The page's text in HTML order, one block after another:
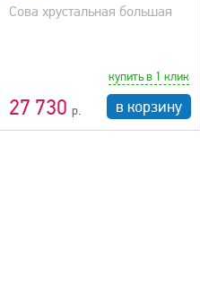
Сова хрустальная большая
27 730
купить в 1 клик
в корзину